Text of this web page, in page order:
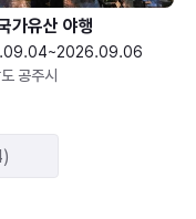
가유산 야행
공주시